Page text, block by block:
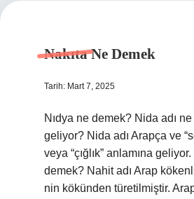
Nakıta Ne Demek
Tarih: Mart 7, 2025
Nıdya ne demek? Nida adı
geliyor? Nida adı Arapça ve
veya “çığlık” anlamına
demek? Nahit adı Arap
nin kökünden türetilmiştir.